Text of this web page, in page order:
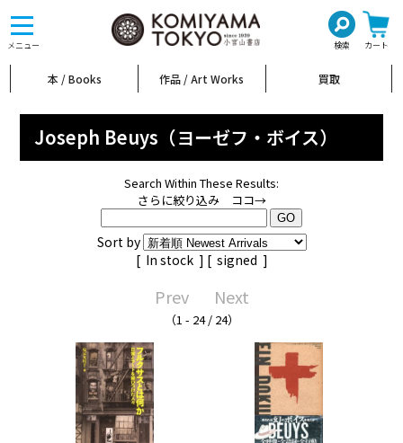
メニュー 検索 カート
toggle
navigation
本 / Books 作品 / Art Works 買取
Joseph Beuys（ヨーゼフ・ボイス）
Search Within These Results:
さらに絞り込み ココ→
Sort by
[ In stock ] [ signed ]
Prev Next
（1 - 24 / 24）